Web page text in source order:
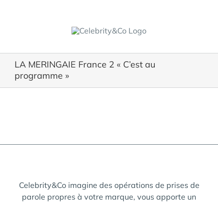
LA MERINGAIE France 2 « C’est au
programme »
Celebrity&Co imagine des opérations de prises de
parole propres à votre marque, vous apporte un